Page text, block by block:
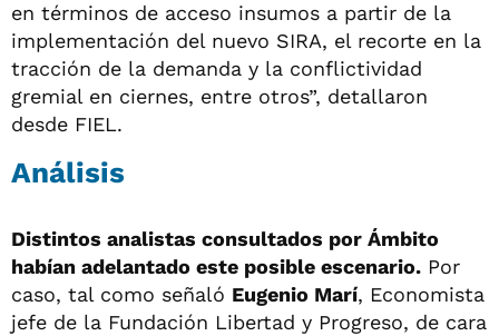
en términos de acceso insumos a partir de la
implementación del nuevo SIRA, el recorte en la
tracción de la demanda y la conflictividad
gremial en ciernes, entre otros”, detallaron
desde FIEL.
Análisis
Distintos analistas consultados por Ámbito
habían adelantado este posible escenario. Por
caso, tal como señaló Eugenio Marí, Economista
jefe de la Fundación Libertad y Progreso, de cara